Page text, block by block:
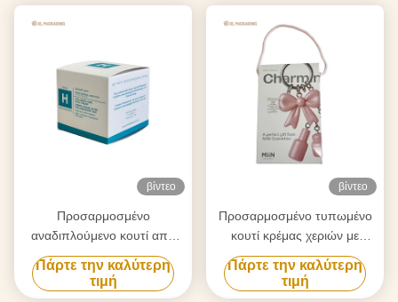
βίντεο
Προσαρμοσμένο
αναδιπλούμενο κουτί από
χαρτόνια για συσκευασία
καλλυντικών κρέμας
προσώπου
Πάρτε την καλύτερη
τιμή
βίντεο
Προσαρμοσμένο τυπωμένο
κουτί κρέμας χεριών με
αλουμινόχαρτο |
Πτυσσόμενο χαρτόνι
Πάρτε την καλύτερη
τιμή